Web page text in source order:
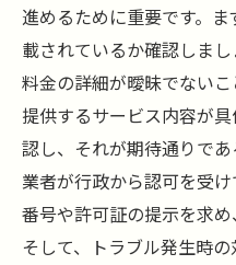
進めるために重要です。
載されているか確認しま
料金の詳細が曖昧でない
提供するサービス内容が
認し、それが期待通りであ
業者が行政から認可を受
番号や許可証の提示を求め
そして、トラブル発生時